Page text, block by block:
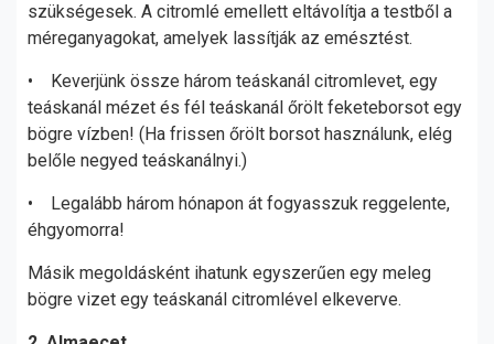
szükségesek. A citromlé emellett eltávolítja a testből a
méreganyagokat, amelyek lassítják az emésztést.
• Keverjünk össze három teáskanál citromlevet, egy
teáskanál mézet és fél teáskanál őrölt feketeborsot egy
bögre vízben! (Ha frissen őrölt borsot használunk, elég
belőle negyed teáskanálnyi.)
• Legalább három hónapon át fogyasszuk reggelente,
éhgyomorra!
Másik megoldásként ihatunk egyszerűen egy meleg
bögre vizet egy teáskanál citromlével elkeverve.